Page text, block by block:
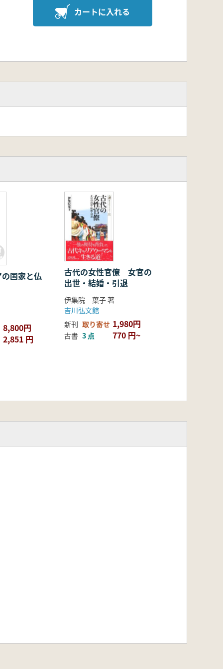
カートに入れる
国家と仏
8,800円
2,851 円
古代の女性官僚 女官の
出世・結婚・引退
伊集院 葉子 著
吉川弘文館
新刊 取り寄せ 1,980円
古書 3 点 770 円~